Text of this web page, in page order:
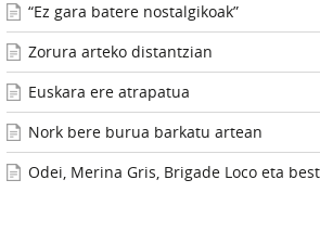
“Ez gara batere nostalgikoak”
Zorura arteko distantzian
Euskara ere atrapatua
Nork bere burua barkatu artean
Odei, Merina Gris, Brigade Loco eta